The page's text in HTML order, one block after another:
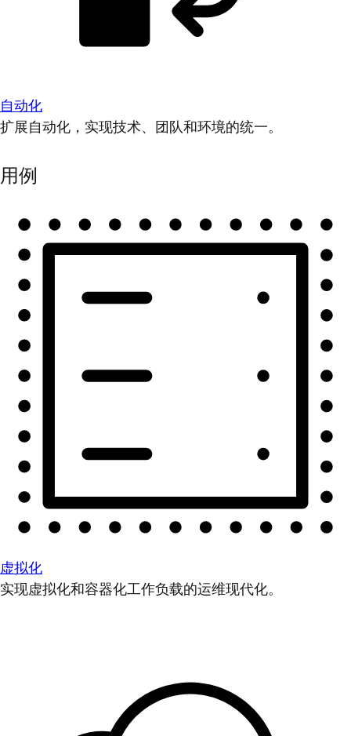
自动化
扩展自动化，实现技术、团队和环境的统一。
用例
虚拟化
实现虚拟化和容器化工作负载的运维现代化。